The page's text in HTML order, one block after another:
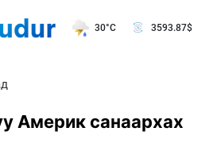
30°C 3593.87$
Америк санаархах